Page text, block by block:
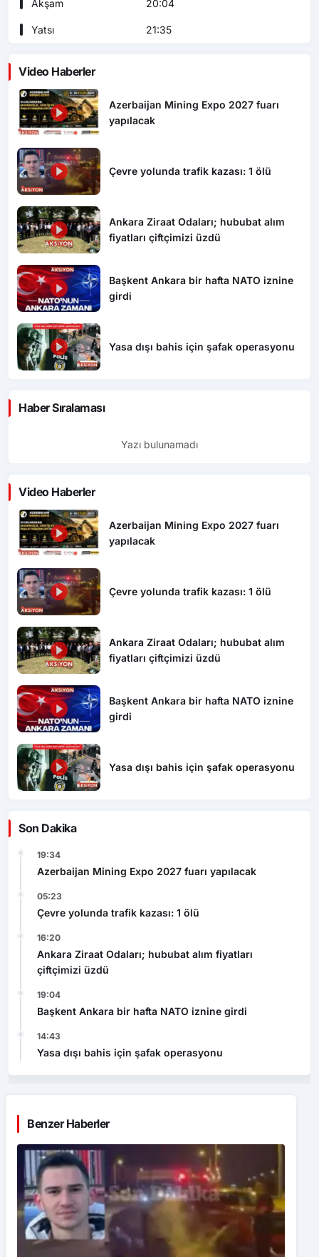
Akşam 20:04
Yatsı 21:35
Video Haberler
Azerbaijan Mining Expo 2027 fuarı
yapılacak
Çevre yolunda trafik kazası: 1 ölü
Ankara Ziraat Odaları; hububat alım
fiyatları çiftçimizi üzdü
Başkent Ankara bir hafta NATO iznine
girdi
Yasa dışı bahis için şafak operasyonu
Haber Sıralaması
Yazı bulunamadı
Video Haberler
Azerbaijan Mining Expo 2027 fuarı
yapılacak
Çevre yolunda trafik kazası: 1 ölü
Ankara Ziraat Odaları; hububat alım
fiyatları çiftçimizi üzdü
Başkent Ankara bir hafta NATO iznine
girdi
Yasa dışı bahis için şafak operasyonu
Son Dakika
19:34
Azerbaijan Mining Expo 2027 fuarı yapılacak
05:23
Çevre yolunda trafik kazası: 1 ölü
16:20
Ankara Ziraat Odaları; hububat alım fiyatları
çiftçimizi üzdü
19:04
Başkent Ankara bir hafta NATO iznine girdi
14:43
Yasa dışı bahis için şafak operasyonu
Benzer Haberler